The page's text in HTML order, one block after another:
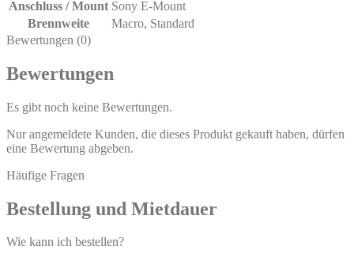
Anschluss / Mount Sony E-Mount
Brennweite
Macro, Standard
Bewertungen (0)
Bewertungen
Es gibt noch keine Bewertungen.
Nur angemeldete Kunden, die dieses Produkt gekauft haben, dürfen
eine Bewertung abgeben.
Häufige Fragen
Bestellung und Mietdauer
Wie kann ich bestellen?